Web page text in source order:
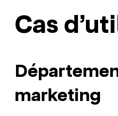
Cas
marketing